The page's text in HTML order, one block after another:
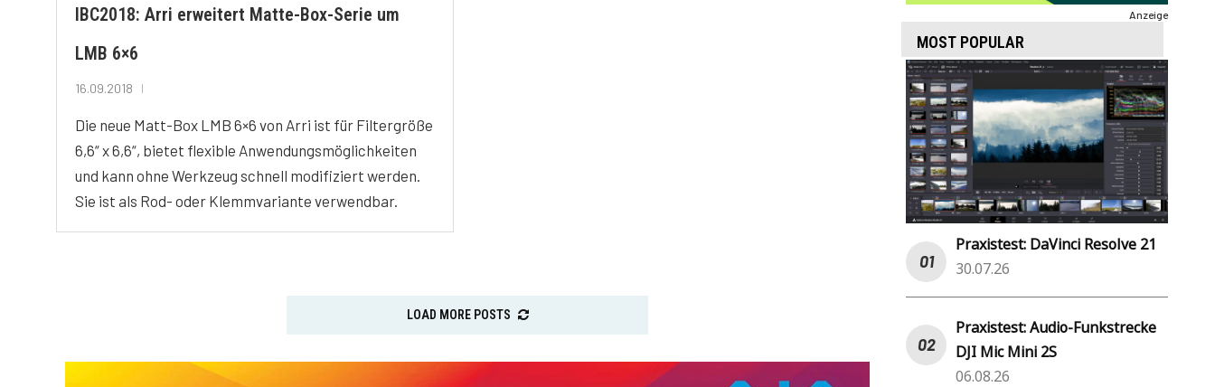
IBC2018: Arri erweitert Matte-Box-Serie um
LMB 6×6
16.09.2018
Die neue Matt-Box LMB 6×6 von Arri ist für Filtergröße
6,6“ x 6,6“, bietet flexible Anwendungsmöglichkeiten
und kann ohne Werkzeug schnell modifiziert werden.
Sie ist als Rod- oder Klemmvariante verwendbar.
LOAD MORE POSTS
Anzeige
MOST POPULAR
Praxistest: DaVinci Resolve 21
30.07.26
Praxistest: Audio-Funkstrecke
DJI Mic Mini 2S
06.08.26